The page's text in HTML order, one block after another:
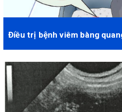
Điều trị bệnh viêm bàng
Nhất là với những chó mèo ăn hạt